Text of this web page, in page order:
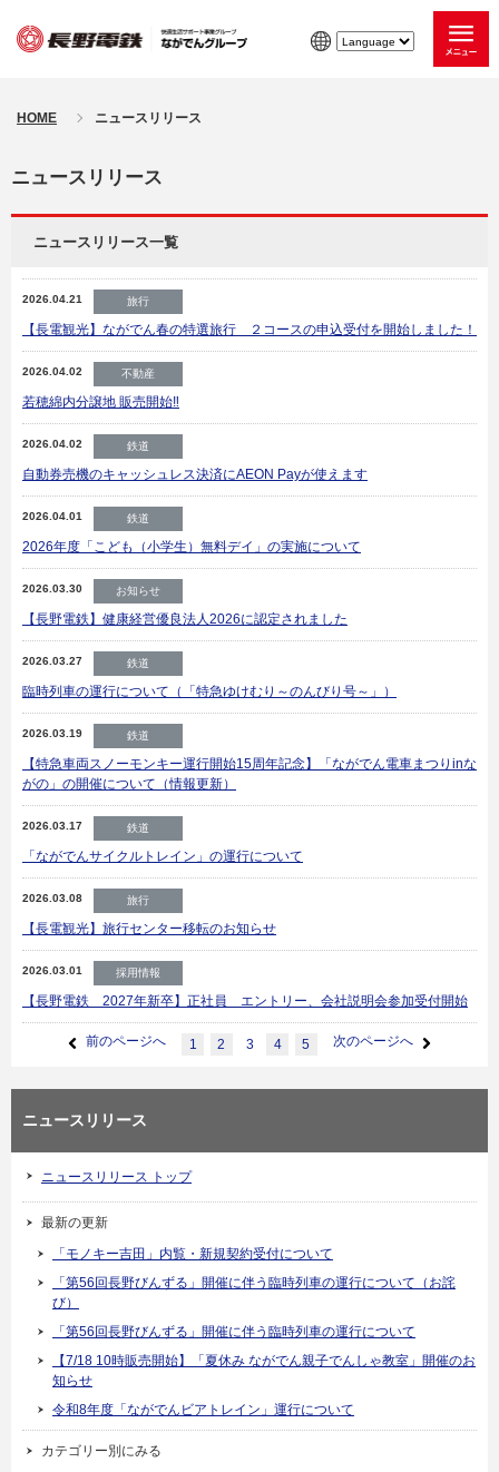
HOME ニュースリリース
ニュースリリース
ニュースリリース一覧
2026.04.21 旅行
【長電観光】ながでん春の特選旅行 ２コースの申込受付を開始しました！
2026.04.02 不動産
若穂綿内分譲地 販売開始‼
2026.04.02 鉄道
自動券売機のキャッシュレス決済にAEON Payが使えます
2026.04.01 鉄道
2026年度「こども（小学生）無料デイ」の実施について
2026.03.30 お知らせ
【長野電鉄】健康経営優良法人2026に認定されました
2026.03.27 鉄道
臨時列車の運行について（「特急ゆけむり～のんびり号～」）
2026.03.19 鉄道
【特急車両スノーモンキー運行開始15周年記念】「ながでん電車まつりinな
がの」の開催について（情報更新）
2026.03.17 鉄道
「ながでんサイクルトレイン」の運行について
2026.03.08 旅行
【長電観光】旅行センター移転のお知らせ
2026.03.01 採用情報
【長野電鉄 2027年新卒】正社員 エントリー、会社説明会参加受付開始
前のページへ 1 2 3 4 5 次のページへ
ニュースリリース
ニュースリリース トップ
最新の更新
「モノキー吉田」内覧・新規契約受付について
「第56回長野びんずる」開催に伴う臨時列車の運行について（お詫
び）
「第56回長野びんずる」開催に伴う臨時列車の運行について
【7/18 10時販売開始】「夏休み ながでん親子でんしゃ教室」開催のお
知らせ
令和8年度「ながでんビアトレイン」運行について
カテゴリー別にみる